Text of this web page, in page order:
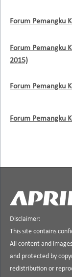
Forum Pemangku
Forum Pemangku
2015)
Forum Pemangku
Forum Pemangku
Disclaimer:
This site contains
All content and
and protected by
redistribution or